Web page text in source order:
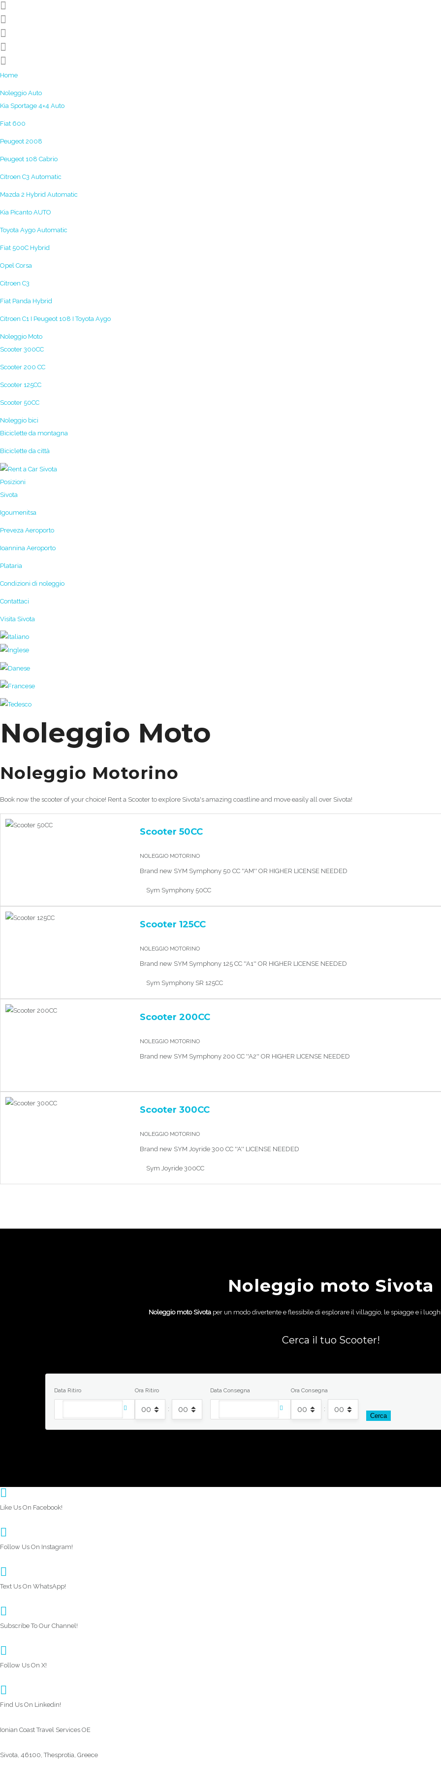
Home
Noleggio Auto
Kia Sportage 4×4 Auto
Fiat 600
Peugeot 2008
Peugeot 108 Cabrio
Citroen C3 Automatic
Mazda 2 Hybrid Automatic
Kia Picanto AUTO
Toyota Aygo Automatic
Fiat 500C Hybrid
Opel Corsa
Citroen C3
Fiat Panda Hybrid
Citroen C1 I Peugeot 108 I Toyota Aygo
Noleggio Moto
Scooter 300CC
Scooter 200 CC
Scooter 125CC
Scooter 50CC
Noleggio bici
Biciclette da montagna
Biciclette da città
Posizioni
Sivota
Igoumenitsa
Preveza Aeroporto
Ioannina Aeroporto
Plataria
Condizioni di noleggio
Contattaci
Visita Sivota
Noleggio Moto
Noleggio Motorino
Book now the scooter of your choice! Rent a Scooter to explore Sivota's amazing coastline and move easily all over Sivota!
Scooter 50CC
NOLEGGIO MOTORINO
Brand new SYM Symphony 50 CC ''AM'' OR HIGHER LICENSE NEEDED
Sym Symphony 50CC
Scooter 125CC
NOLEGGIO MOTORINO
Brand new SYM Symphony 125 CC ''A1'' OR HIGHER LICENSE NEEDED
Sym Symphony SR 125CC
Scooter 200CC
NOLEGGIO MOTORINO
Brand new SYM Symphony 200 CC ''A2'' OR HIGHER LICENSE NEEDED
Scooter 300CC
NOLEGGIO MOTORINO
Brand new SYM Joyride 300 CC ''A'' LICENSE NEEDED
Sym Joyride 300CC
Noleggio moto Sivota
Noleggio moto Sivotaper un modo divertente e flessibile di esplorare il villaggio, le spiagge e i
Cerca il tuo Scooter!
Data Ritiro Ora Ritiro
:
Data Consegna Ora Consegna
:
Cerca
Like Us On Facebook!
Follow Us On Instagram!
Text Us On WhatsApp!
Subscribe To Our Channel!
Follow Us On X!
Find Us On Linkedin!
Ionian Coast Travel Services OE
Sivota, 46100, Thesprotia, Greece